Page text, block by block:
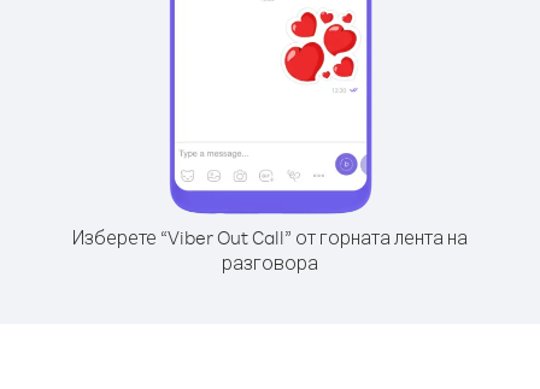
Изберете “Viber Out Call” от горната лента на
разговора